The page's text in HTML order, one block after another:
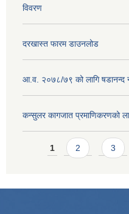
विवरण
दरखास्त फारम डाउनलोड
आ.व. २०७८/७९ को लागि षडानन्द
कन्सुलर कागजात प्रमाणिकरणको
Pages
1 2 3